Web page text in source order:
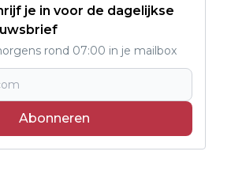
je in voor de dagelijkse
rond 07:00 in je mailbox
Abonneren